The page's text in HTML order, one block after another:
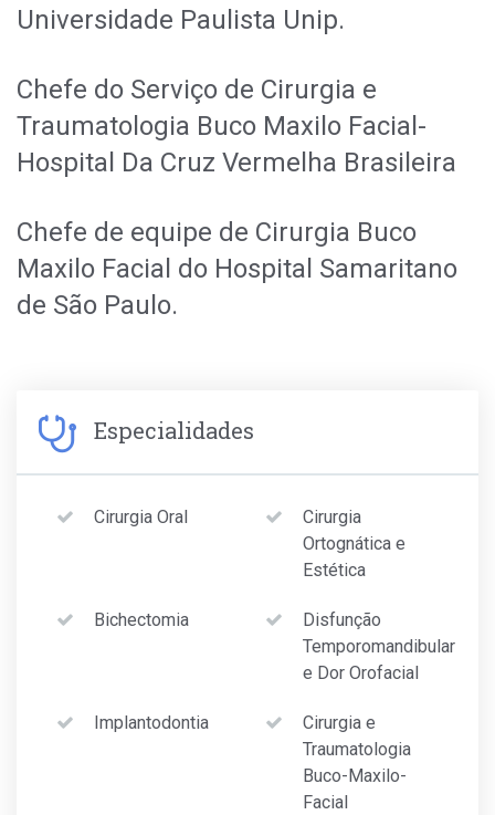
Universidade Paulista Unip.
Chefe do Serviço de Cirurgia e
Traumatologia Buco Maxilo Facial-
Hospital Da Cruz Vermelha Brasileira
Chefe de equipe de Cirurgia Buco
Maxilo Facial do Hospital Samaritano
de São Paulo.
Especialidades
Cirurgia Oral
Cirurgia
Ortognática e
Estética
Bichectomia
Disfunção
Temporomandibular
e Dor Orofacial
Implantodontia
Cirurgia e
Traumatologia
Buco-Maxilo-
Facial